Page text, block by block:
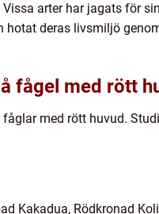
arter har jagats för
hotat deras livsmiljö
fågel med rött
med rött huvud.
Kakadua, Rödkronad